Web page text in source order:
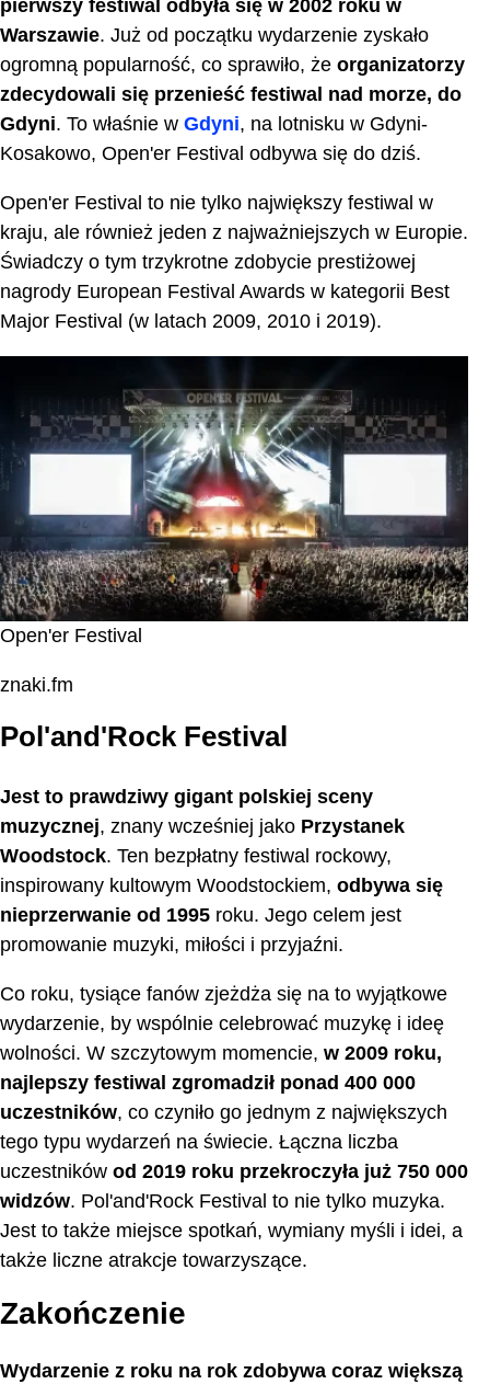
pierwszy festiwal odbyła się w 2002 roku w
Warszawie. Już od początku wydarzenie zyskało
ogromną popularność, co sprawiło, że organizatorzy
zdecydowali się przenieść festiwal nad morze, do
Gdyni. To właśnie w Gdyni, na lotnisku w Gdyni-
Kosakowo, Open'er Festival odbywa się do dziś.
Open'er Festival to nie tylko największy festiwal w
kraju, ale również jeden z najważniejszych w Europie.
Świadczy o tym trzykrotne zdobycie prestiżowej
nagrody European Festival Awards w kategorii Best
Major Festival (w latach 2009, 2010 i 2019).
Open'er Festival
znaki.fm
Pol'and'Rock Festival
Jest to prawdziwy gigant polskiej sceny
muzycznej, znany wcześniej jako Przystanek
Woodstock. Ten bezpłatny festiwal rockowy,
inspirowany kultowym Woodstockiem, odbywa się
nieprzerwanie od 1995 roku. Jego celem jest
promowanie muzyki, miłości i przyjaźni.
Co roku, tysiące fanów zjeżdża się na to wyjątkowe
wydarzenie, by wspólnie celebrować muzykę i ideę
wolności. W szczytowym momencie, w 2009 roku,
najlepszy festiwal zgromadził ponad 400 000
uczestników, co czyniło go jednym z największych
tego typu wydarzeń na świecie. Łączna liczba
uczestników od 2019 roku przekroczyła już 750 000
widzów. Pol'and'Rock Festival to nie tylko muzyka.
Jest to także miejsce spotkań, wymiany myśli i idei, a
także liczne atrakcje towarzyszące.
Zakończenie
Wydarzenie z roku na rok zdobywa coraz większą